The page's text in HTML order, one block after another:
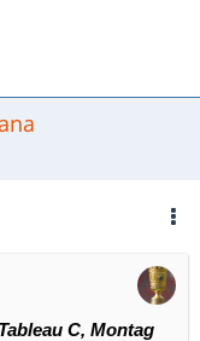
C, Montag